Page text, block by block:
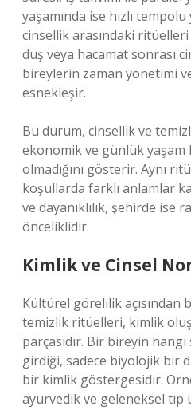
yaşamında ise hızlı
cinsellik arasındaki
duş veya hacamat sonrası
bireylerin zaman yönetimi
esnekleşir.
Bu durum, cinsellik ve
ekonomik ve günlük yaşam
olmadığını gösterir. Aynı
koşullarda farklı anlamlar
ve dayanıklılık, şehirde ise
önceliklidir.
Kimlikve Cinsel
Kültürel görelilik açısından
temizlik ritüelleri, kimlik
parçasıdır. Bir bireyin
girdiği, sadece biyolojik bir
bir kimlik göstergesidir.
ayurvedik ve geleneksel tıp